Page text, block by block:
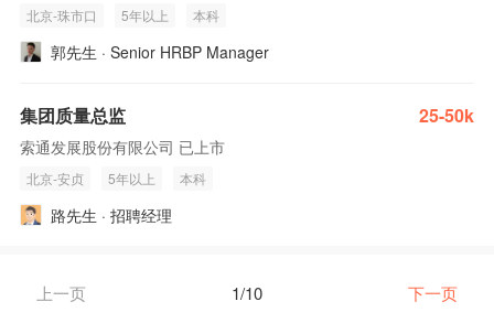
北京-珠市口 5年以上 本科
郭先生 · Senior HRBP Manager
集团质量总监 25-50k
索通发展股份有限公司 已上市
北京-安贞 5年以上 本科
路先生 · 招聘经理
上一页 1/10 下一页